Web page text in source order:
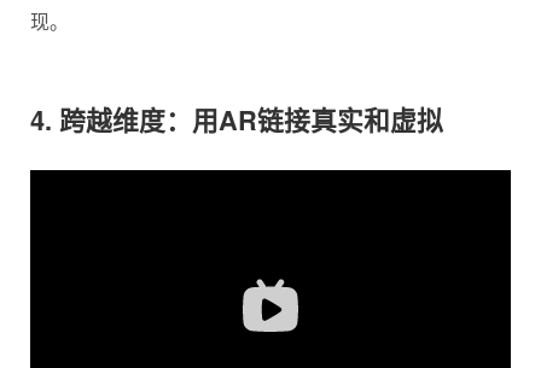
现。
4. 跨越维度：用AR链接真实和虚拟